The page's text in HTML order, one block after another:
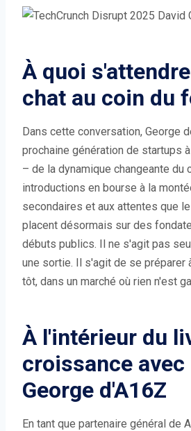
À quoi
chat au coin du
Dans cette conversation, George
prochaine génération de startups
– de la dynamique changeante du
introductions en bourse à la
secondaires et aux attentes que
placent désormais sur des
débuts publics. Il ne s'agit pas
une sortie. Il s'agit de se préparer
tôt, dans un marché où rien n'est
À l'intérieur du
croissance avec
George d'A16Z
En tant que partenaire général de